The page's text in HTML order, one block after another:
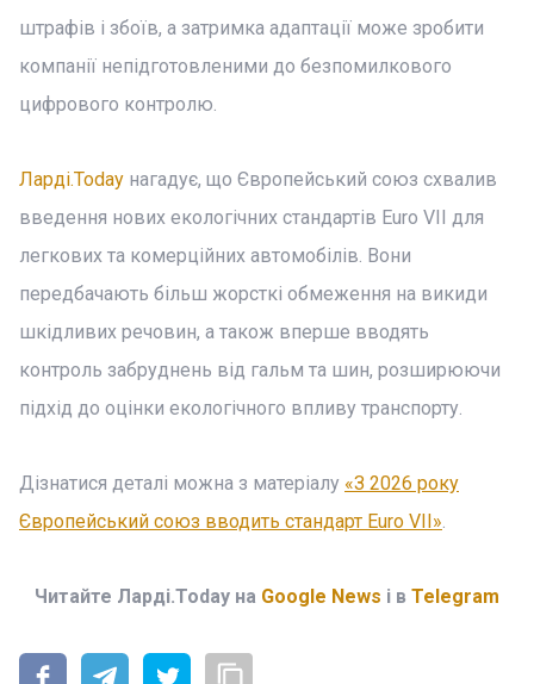
штрафів і збоїв, а затримка адаптації може зробити
компанії непідготовленими до безпомилкового
цифрового контролю.
Ларді.Today нагадує, що Європейський союз схвалив
введення нових екологічних стандартів Euro VII для
легкових та комерційних автомобілів. Вони
передбачають більш жорсткі обмеження на викиди
шкідливих речовин, а також вперше вводять
контроль забруднень від гальм та шин, розширюючи
підхід до оцінки екологічного впливу транспорту.
Дізнатися деталі можна з матеріалу «З 2026 року
Європейський союз вводить стандарт Euro VII».
Читайте Ларді.Today на Google News і в Telegram